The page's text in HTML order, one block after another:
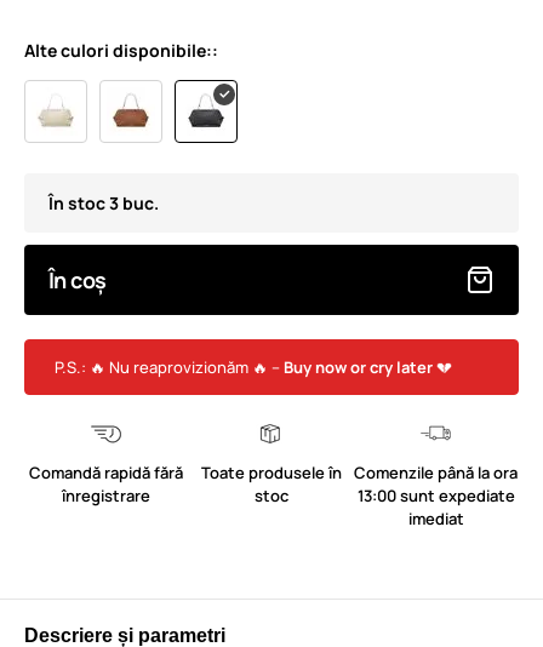
Alte culori disponibile::
În stoc 3 buc.
În coș
P.S.: 🔥 Nu reaprovizionăm 🔥 – Buy now or cry later💔
Comandă rapidă fără
înregistrare
Toate produsele în
stoc
Comenzile până la ora
13:00 sunt expediate
imediat
Descriere și parametri